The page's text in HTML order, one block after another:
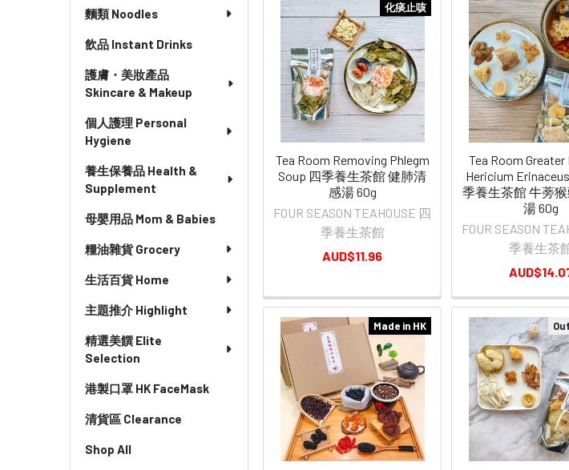
麵類 Noodles
飲品 Instant Drinks
護膚・美妝產品
Skincare & Makeup
個人護理 Personal
Hygiene
養生保養品 Health &
Supplement
母嬰用品 Mom & Babies
糧油雜貨 Grocery
生活百貨 Home
主題推介 Highlight
精選美饌 Elite
Selection
港製口罩 HK FaceMask
清貨區 Clearance
Shop All
化痰止咳
Tea Room Removing Phlegm
Soup 四季養生茶館 健肺清
感湯 60g
FOUR SEASON TEAHOUSE 四
季養生茶館
AUD$11.96
Tea Room
Hericium
季養生茶館 牛蒡
湯 60g
FOUR SEASON
季養生茶
Made in HK